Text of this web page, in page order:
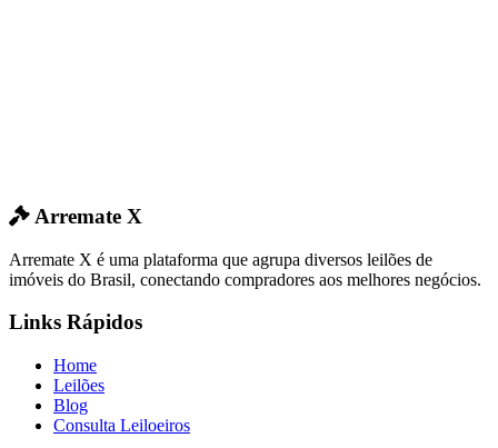
Arremate X
Arremate X é uma plataforma que agrupa diversos leilões de
imóveis do Brasil, conectando compradores aos melhores negócios.
Links Rápidos
Home
Leilões
Blog
Consulta Leiloeiros